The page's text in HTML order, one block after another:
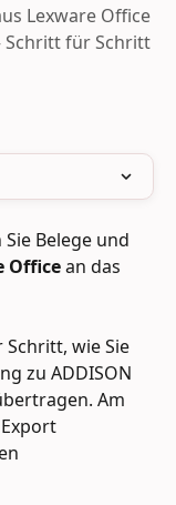
Lexware Office
Schritt für Schritt
Belege und
Office an das
wie Sie
zu ADDISON
Am